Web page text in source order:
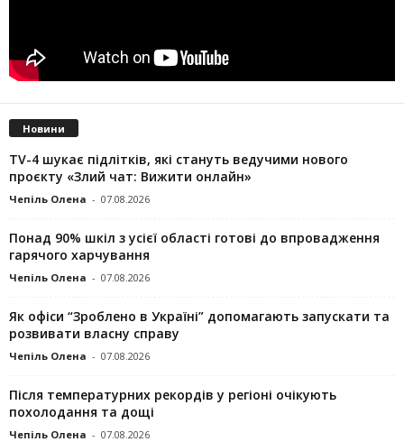
Новини
TV-4 шукає підлітків, які стануть ведучими нового
проєкту «Злий чат: Вижити онлайн»
Чепіль Олена - 07.08.2026
Понад 90% шкіл з усієї області готові до впровадження
гарячого харчування
Чепіль Олена - 07.08.2026
Як офіси “Зроблено в Україні” допомагають запускaти та
розвивати власну справу
Чепіль Олена - 07.08.2026
Після температурних рекордів у регіоні очікують
похолодання та дощі
Чепіль Олена - 07.08.2026